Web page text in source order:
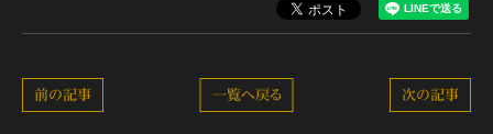
次の記事
一覧へ戻る
前の記事